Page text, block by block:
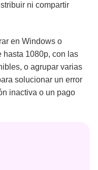
ni compartir
en Windows o
hasta 1080p, con las
o agrupar varias
solucionar un error
inactiva o un pago